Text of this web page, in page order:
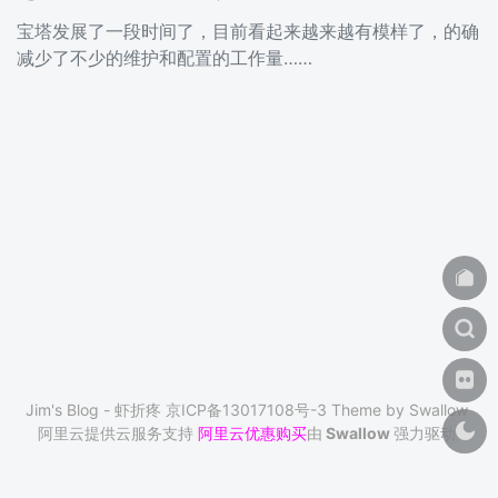
宝塔发展了一段时间了，目前看起来越来越有模样了，的确
减少了不少的维护和配置的工作量……
Jim's Blog - 虾折疼 京ICP备13017108号-3 Theme by Swallow
阿里云提供云服务支持 阿里云优惠购买由 Swallow强力驱动